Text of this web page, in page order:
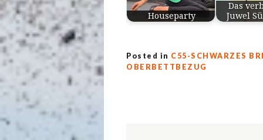
Houseparty
Das
Juwel
Posted in C55-SCHWARZES
OBERBETTBEZUG